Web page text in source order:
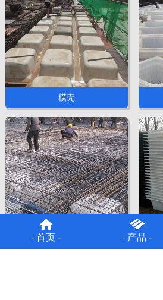
模壳
塑料模壳
- 首页 - - 产品 -